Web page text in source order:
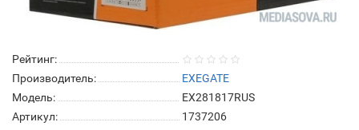
Рейтинг:
Производитель:
EXEGATE
Модель:
EX281817RUS
Артикул:
1737206